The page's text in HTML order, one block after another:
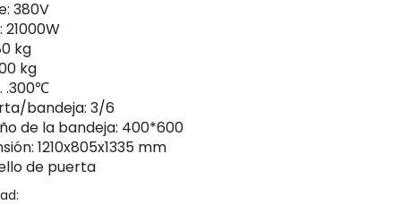
380V
21000W
kg
kg
.300℃
bandeja: 3/6
de la bandeja: 400*600
1210x805x1335 mm
de puerta